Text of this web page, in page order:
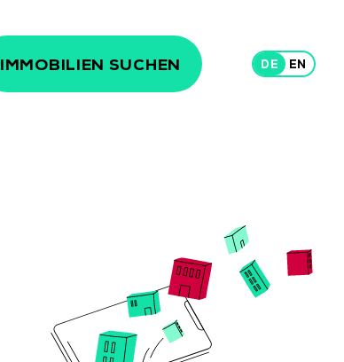
IMMOBILIEN SUCHEN